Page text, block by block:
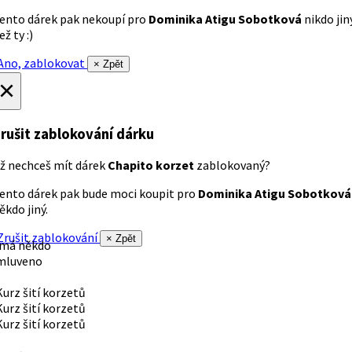
dárek pak nekoupí pro Dominika Atigu Sobotková nikdo
ty :)
zablokovat
× Zpět
zablokování dárku
nechceš mít dárek Chapito korzet zablokovaný?
dárek pak bude moci koupit pro Dominika Atigu Sobotková
jiný.
zablokování
× Zpět
někdo